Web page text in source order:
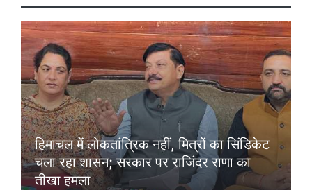
हिमाचल में लोकतांत्रिक नहीं, मित्रों का सिंडिकेट
चला रहा शासन; सरकार पर राजिंदर राणा का
तीखा हमला